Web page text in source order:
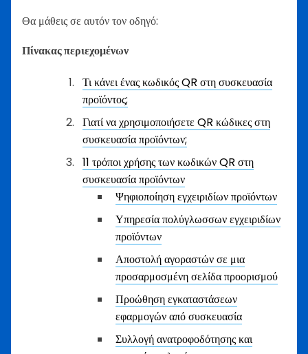
Θα μάθεις σε αυτόν τον οδηγό:
Πίνακας περιεχομένων
Τι κάνει ένας κωδικός QR στη συσκευασία
προϊόντος;
Γιατί να χρησιμοποιήσετε QR κώδικες στη
συσκευασία προϊόντων;
11 τρόποι χρήσης των κωδικών QR στη
συσκευασία προϊόντων
Ψηφιοποίηση εγχειριδίων προϊόντων
Υπηρεσία πολύγλωσσων εγχειριδίων
προϊόντων
Αποστολή αγοραστών σε μια
προσαρμοσμένη σελίδα προορισμού
Προώθηση εγκαταστάσεων
εφαρμογών από συσκευασία
Συλλογή ανατροφοδότησης και